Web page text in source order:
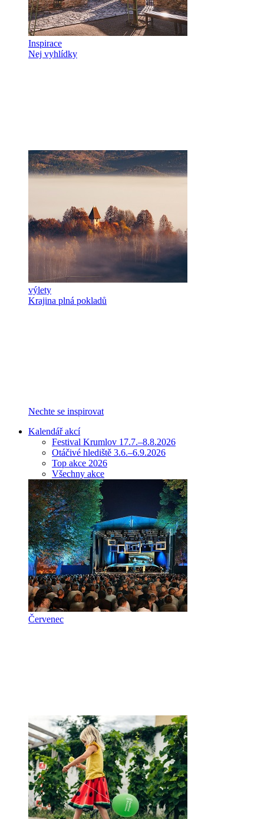
Inspirace
Nej vyhlídky
výlety
Krajina plná pokladů
Nechte se inspirovat
Kalendář akcí
Festival Krumlov 17.7.–8.8.2026
Otáčivé hlediště 3.6.–6.9.2026
Top akce 2026
Všechny akce
Červenec